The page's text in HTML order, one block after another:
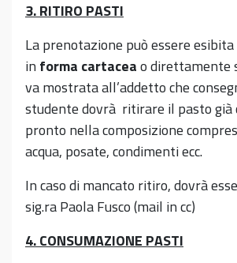
3. RITIRO PASTI
La prenotazione può essere esibita
in forma cartaceao direttamente
va mostrata all’addetto che
studente dovrà ritirare il pasto già
pronto nella composizione
acqua, posate, condimenti ecc.
In caso di mancato ritiro, dovrà
sig.ra Paola Fusco (mail in cc)
4. CONSUMAZIONE PASTI